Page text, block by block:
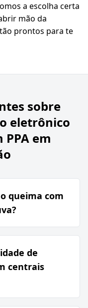
a escolha certa
mão da
prontos para te
sobre
eletrônico
em
queima com
de
centrais